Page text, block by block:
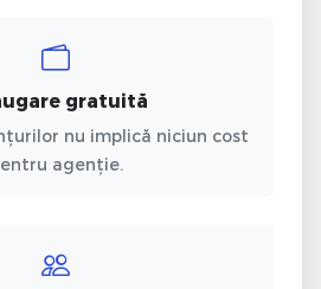
gratuită
nu implică niciun cost
agenție.